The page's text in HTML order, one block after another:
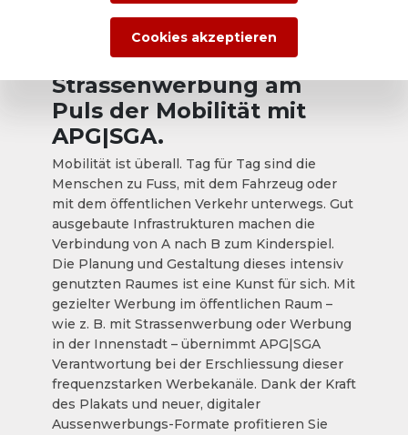
Strassen und Plätze
Strassenwerbung am
Puls der Mobilität mit
APG|SGA.
Mobilität ist überall. Tag für Tag sind die
Menschen zu Fuss, mit dem Fahrzeug oder
mit dem öffentlichen Verkehr unterwegs. Gut
ausgebaute Infrastrukturen machen die
Verbindung von A nach B zum Kinderspiel.
Die Planung und Gestaltung dieses intensiv
genutzten Raumes ist eine Kunst für sich. Mit
gezielter Werbung im öffentlichen Raum –
wie z. B. mit Strassenwerbung oder Werbung
in der Innenstadt – übernimmt APG|SGA
Verantwortung bei der Erschliessung dieser
frequenzstarken Werbekanäle. Dank der Kraft
des Plakats und neuer, digitaler
Aussenwerbungs-Formate profitieren Sie
Cookies akzeptieren